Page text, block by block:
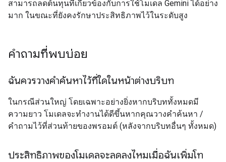
สามารถลดต้นทุนที่เกี่ยวข้องกับการใช้โมเดล Gemini ได้อย่าง
มาก ในขณะที่ยังคงรักษาประสิทธิภาพไว้ในระดับสูง
คำถามที่พบบ่อย
ฉันควรวางคำค้นหาไว้ที่ใดในหน้าต่างบริบท
ในกรณีส่วนใหญ่ โดยเฉพาะอย่างยิ่งหากบริบททั้งหมดมี
ความยาว โมเดลจะทำงานได้ดีขึ้นหากคุณวางคำค้นหา /
คำถามไว้ที่ส่วนท้ายของพรอมต์ (หลังจากบริบทอื่นๆ ทั้งหมด)
ประสิทธิภาพของโมเดลจะลดลงไหมเมื่อฉันเพิ่มโท